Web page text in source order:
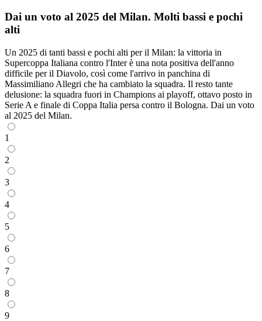
Dai un voto al 2025 del Milan. Molti bassi e pochi
alti
Un 2025 di tanti bassi e pochi alti per il Milan: la vittoria in
Supercoppa Italiana contro l'Inter è una nota positiva dell'anno
difficile per il Diavolo, così come l'arrivo in panchina di
Massimiliano Allegri che ha cambiato la squadra. Il resto tante
delusione: la squadra fuori in Champions ai playoff, ottavo posto in
Serie A e finale di Coppa Italia persa contro il Bologna. Dai un voto
al 2025 del Milan.
1
2
3
4
5
6
7
8
9